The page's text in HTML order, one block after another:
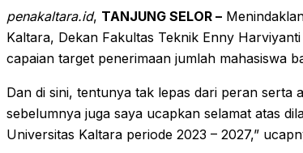
penakaltara.id, TANJUNG SELOR –
Kaltara, Dekan Fakultas Teknik Enny
capaian target penerimaan jumlah mahasiswa
Dan di sini, tentunya tak lepas dari peran serta
sebelumnya juga saya ucapkan selamat atas
Universitas Kaltara periode 2023 – 2027,”